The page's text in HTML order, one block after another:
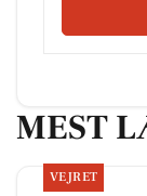
MEST
VEJRET